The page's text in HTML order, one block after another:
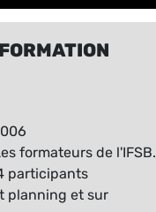
formateurs de l'IFSB.
participants
planning et sur